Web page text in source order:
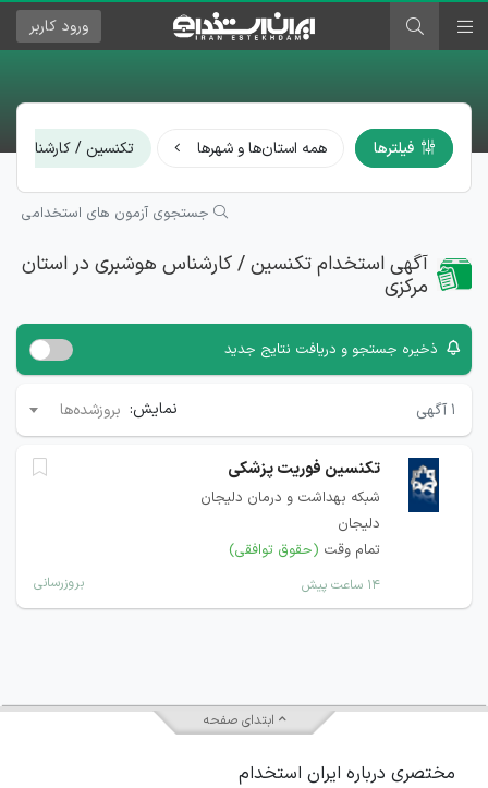
ورود کاربر
فیلترها همه استان‌ها و شهرها تکنسین / کارشناس
جستجوی آزمون های استخدامی
آگهی استخدام تکنسین / کارشناس هوشبری در استان
مرکزی
ذخیره جستجو و دریافت نتایج جدید
۱ آگهی نمایش: بروزشده‌ها
تکنسین فوریت پزشکی
شبکه بهداشت و درمان دلیجان
دلیجان
تمام وقت (حقوق توافقی)
۱۴ ساعت پیش بروزرسانی
ابتدای صفحه
مختصری درباره ایران استخدام